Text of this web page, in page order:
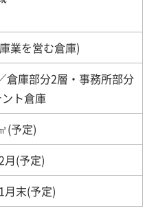
業を営む倉庫)
倉庫部分2層・事務所部分
ト倉庫
(予定)
月(予定)
月末(予定)